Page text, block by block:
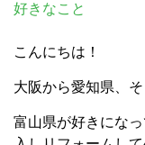
好きなこと
こんにちは！
大阪から愛知県、
富山県が好きにな